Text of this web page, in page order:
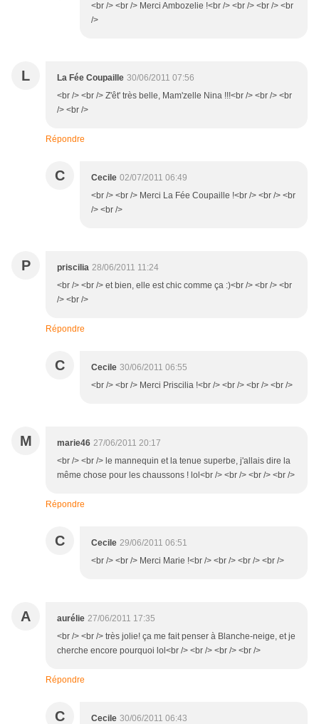
<br /> <br /> Merci Ambozelie !<br /> <br /> <br /> <br
/>
L La Fée Coupaille 30/06/2011 07:56
<br /> <br /> Z'êt' très belle, Mam'zelle Nina !!!<br /> <br /> <br
/> <br />
Répondre
C Cecile 02/07/2011 06:49
<br /> <br /> Merci La Fée Coupaille !<br /> <br /> <br
/> <br />
P priscilia 28/06/2011 11:24
<br /> <br /> et bien, elle est chic comme ça :)<br /> <br /> <br
/> <br />
Répondre
C Cecile 30/06/2011 06:55
<br /> <br /> Merci Priscilia !<br /> <br /> <br /> <br />
M marie46 27/06/2011 20:17
<br /> <br /> le mannequin et la tenue superbe, j'allais dire la
même chose pour les chaussons ! lol<br /> <br /> <br /> <br />
Répondre
C Cecile 29/06/2011 06:51
<br /> <br /> Merci Marie !<br /> <br /> <br /> <br />
A aurélie 27/06/2011 17:35
<br /> <br /> très jolie! ça me fait penser à Blanche-neige, et je
cherche encore pourquoi lol<br /> <br /> <br /> <br />
Répondre
C Cecile 30/06/2011 06:43